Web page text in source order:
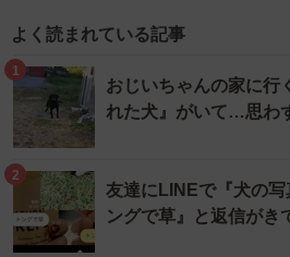
よく読まれている記事
1
おじいちゃんの家に行
れた犬』がいて…思わ
2
友達にLINEで『犬の
ングで草』と返信がき